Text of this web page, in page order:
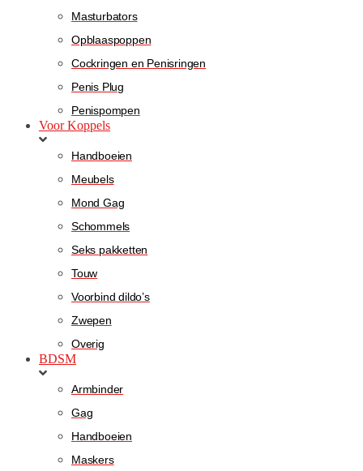
Masturbators
Opblaaspoppen
Cockringen en Penisringen
Penis Plug
Penispompen
Voor Koppels
Handboeien
Meubels
Mond Gag
Schommels
Seks pakketten
Touw
Voorbind dildo’s
Zwepen
Overig
BDSM
Armbinder
Gag
Handboeien
Maskers